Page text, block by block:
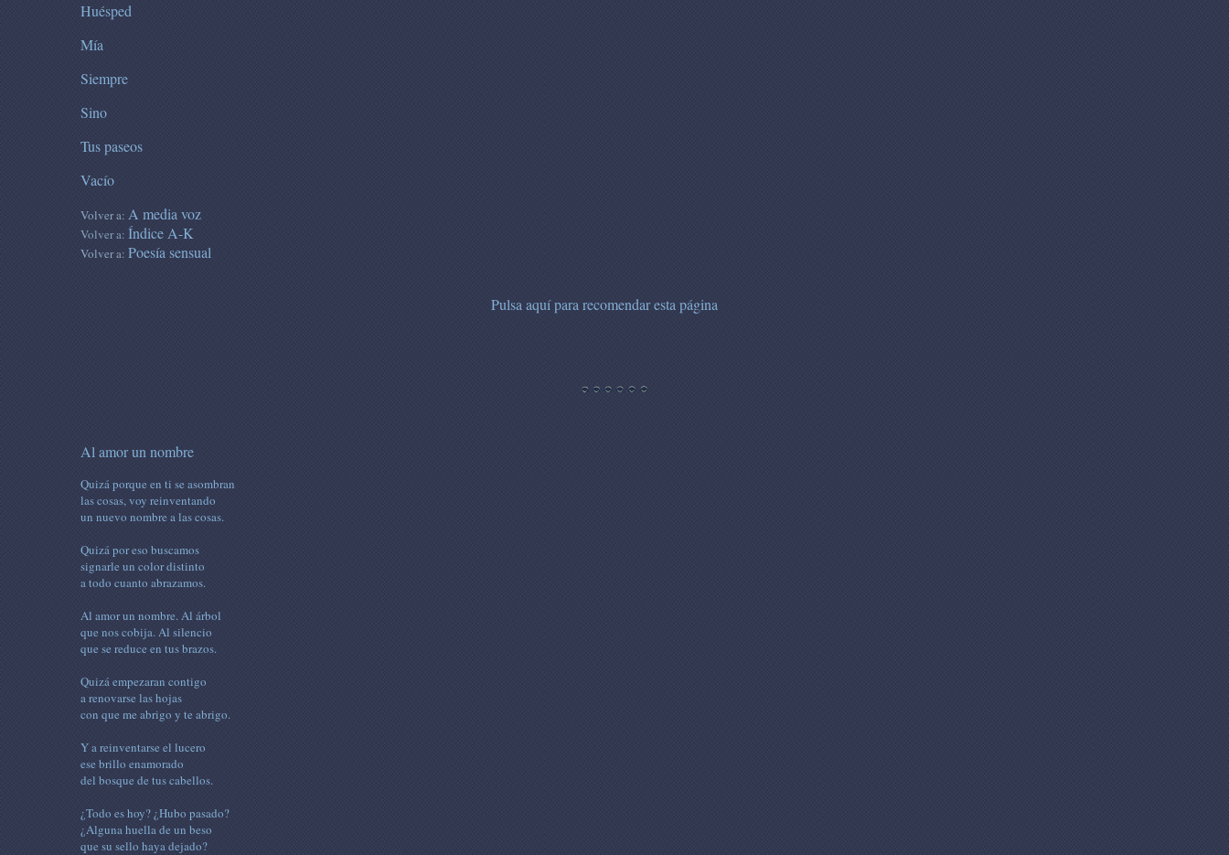
Huésped
Mía
Siempre
Sino
Tus paseos
Vacío
Volver a: A media voz
Volver a: Índice A-K
Volver a: Poesía sensual
Pulsa aquí para recomendar esta página
Al amor un nombre
Quizá porque en ti se asombran
las cosas, voy reinventando
un nuevo nombre a las cosas.
Quizá por eso buscamos
signarle un color distinto
a todo cuanto abrazamos.
Al amor un nombre. Al árbol
que nos cobija. Al silencio
que se reduce en tus brazos.
Quizá empezaran contigo
a renovarse las hojas
con que me abrigo y te abrigo.
Y a reinventarse el lucero
ese brillo enamorado
del bosque de tus cabellos.
¿Todo es hoy? ¿Hubo pasado?
¿Alguna huella de un beso
que su sello haya dejado?